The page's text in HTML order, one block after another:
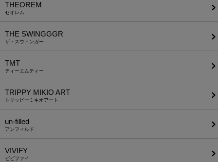
THEOREM
セオレム
THE SWINGGGR
ザ・スウィンガー
TMT
ティーエムティー
TRIPPY MIKIO ART
トリッピーミキオアート
un-filled
アンフィルド
VIVIFY
ビビファイ